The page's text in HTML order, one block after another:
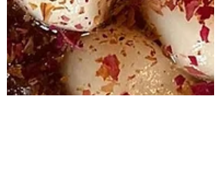
ce qui est des produits courants, je limite
autant que possible. Vous ne me verrez
pas mettre de l’huile de coco partout,
juste parce que c’est tendance et bon
pour la santé, sauf si je fais un plat
indonésien. J’attire souvent l’attention sur